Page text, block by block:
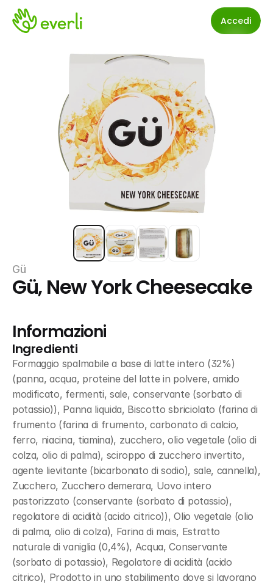
Accedi
Gü
Gü, New York Cheesecake
Informazioni
Ingredienti
Formaggio spalmabile a base di latte intero (32%)
(panna, acqua, proteine del latte in polvere, amido
modificato, fermenti, sale, conservante (sorbato di
potassio)), Panna liquida, Biscotto sbriciolato (farina di
frumento (farina di frumento, carbonato di calcio,
ferro, niacina, tiamina), zucchero, olio vegetale (olio di
colza, olio di palma), sciroppo di zucchero invertito,
agente lievitante (bicarbonato di sodio), sale, cannella),
Zucchero, Zucchero demerara, Uovo intero
pastorizzato (conservante (sorbato di potassio),
regolatore di acidità (acido citrico)), Olio vegetale (olio
di palma, olio di colza), Farina di mais, Estratto
naturale di vaniglia (0,4%), Acqua, Conservante
(sorbato di potassio), Regolatore di acidità (acido
citrico), Prodotto in uno stabilimento dove si lavorano